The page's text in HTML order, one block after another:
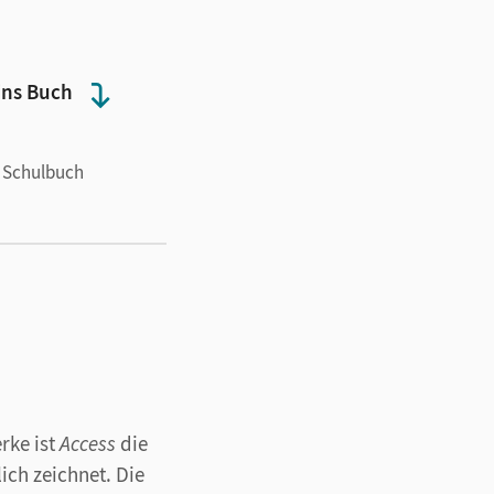
trainieren
Buch
istAccess die
zeichnet. Die